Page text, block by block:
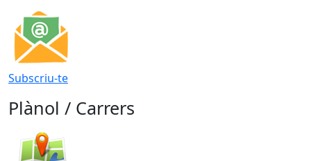
Subscriu-te
Plànol / Carrers